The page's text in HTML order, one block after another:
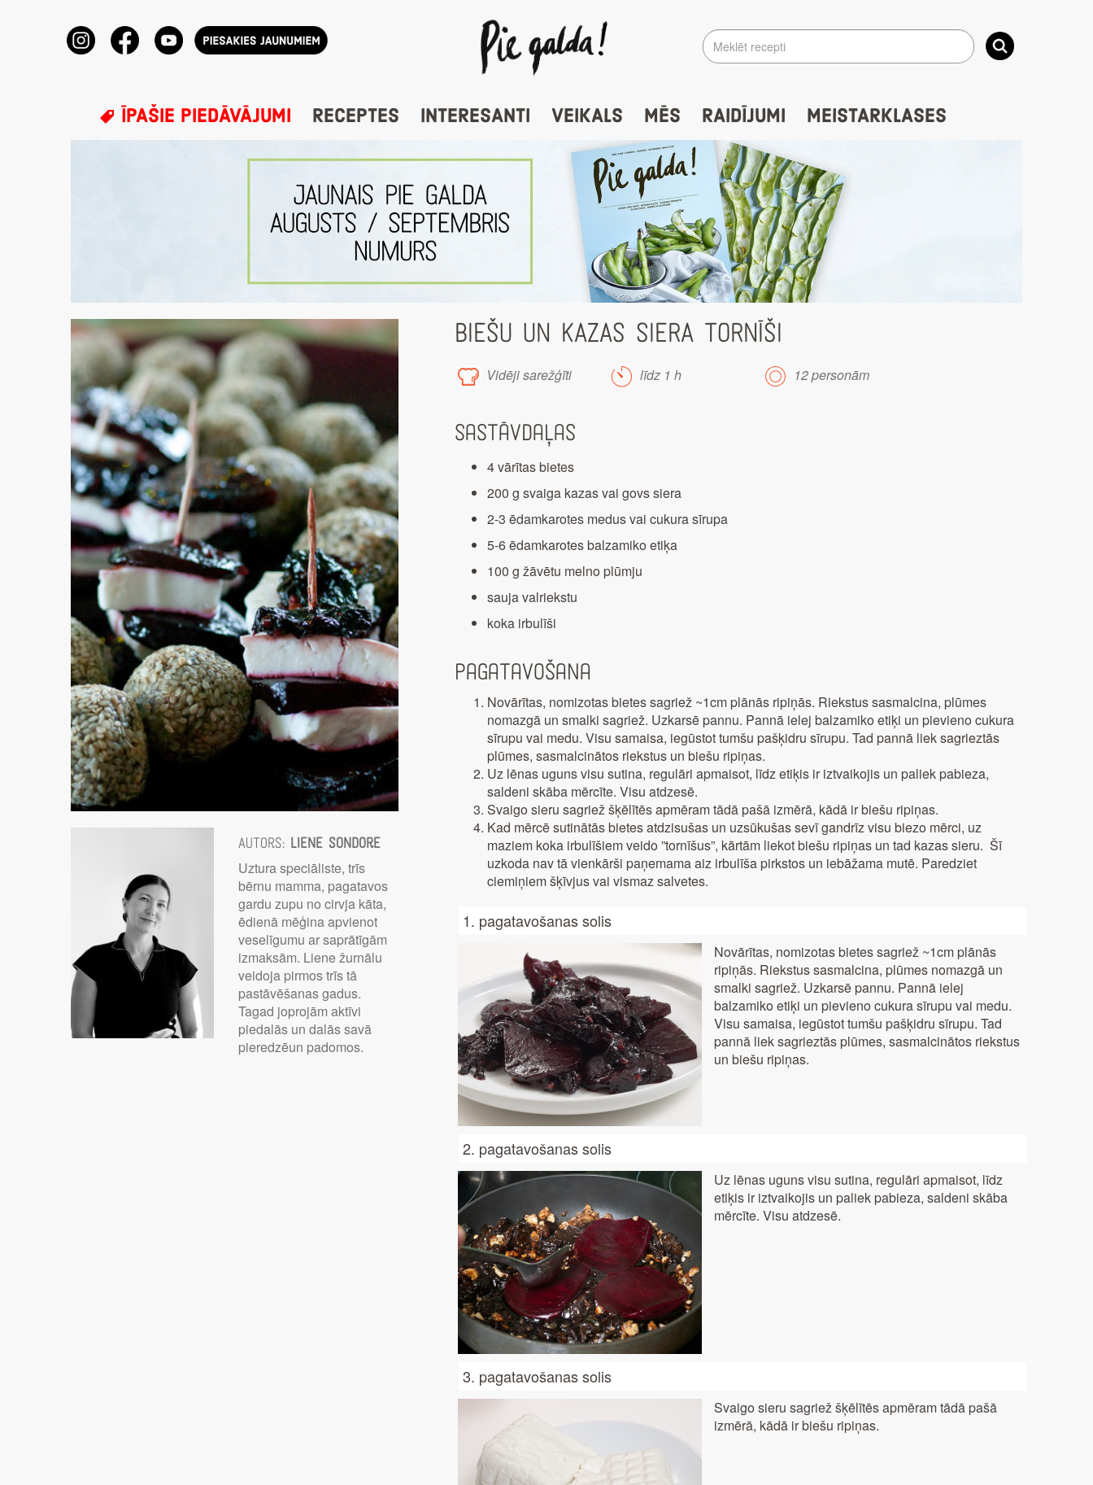
ĪPAŠIE PIEDĀVĀJUMI RECEPTES INTERESANTI VEIKALS MĒS RAIDĪJUMI MEISTARKLASES
Autors: Liene Sondore
Uztura speciāliste, trīs
bērnu mamma, pagatavos
gardu zupu no cirvja kāta,
ēdienā mēģina apvienot
veselīgumu ar saprātīgām
izmaksām. Liene žurnālu
veidoja pirmos trīs tā
pastāvēšanas gadus.
Tagad joprojām aktīvi
piedalās un dalās savā
pieredzēun padomos.
BIEŠU UN KAZAS SIERA TORNĪŠI
Vidēji sarežģīti līdz 1 h 12 personām
Sastāvdaļas
4 vārītas bietes
200 g svaiga kazas vai govs siera
2-3 ēdamkarotes medus vai cukura sīrupa
5-6 ēdamkarotes balzamiko etiķa
100 g žāvētu melno plūmju
sauja valriekstu
koka irbulīši
Pagatavošana
Novārītas, nomizotas bietes sagriež ~1cm plānās ripiņās. Riekstus sasmalcina, plūmes
nomazgā un smalki sagriež. Uzkarsē pannu. Pannā ielej balzamiko etiķi un pievieno cukura
sīrupu vai medu. Visu samaisa, iegūstot tumšu pašķidru sīrupu. Tad pannā liek sagrieztās
plūmes, sasmalcinātos riekstus un biešu ripiņas.
Uz lēnas uguns visu sutina, regulāri apmaisot, līdz etiķis ir iz­tvaikojis un paliek pabieza,
saldeni skāba mērcīte. Visu atdzesē.
Svaigo sieru sagriež šķēlītēs apmēram tādā pašā izmērā, kādā ir biešu ripiņas.
Kad mērcē sutinātās bietes atdzisušas un uzsūkušas sevī gandrīz visu biezo mērci, uz
maziem koka irbulīšiem veido ”tornīšus”, kārtām liekot biešu ripiņas un tad kazas sieru. Šī
uzkoda nav tā vienkārši paņemama aiz irbulīša pirkstos un iebāžama mutē. Paredziet
ciemiņiem šķīvjus vai vismaz salvetes.
1. pagatavošanas solis
Novārītas, nomizotas bietes sagriež ~1cm plānās
ripiņās. Riekstus sasmalcina, plūmes nomazgā un
smalki sagriež. Uzkarsē pannu. Pannā ielej
balzamiko etiķi un pievieno cukura sīrupu vai medu.
Visu samaisa, iegūstot tumšu pašķidru sīrupu. Tad
pannā liek sagrieztās plūmes, sasmalcinātos riekstus
un biešu ripiņas.
2. pagatavošanas solis
Uz lēnas uguns visu sutina, regulāri apmaisot, līdz
etiķis ir iz­tvaikojis un paliek pabieza, saldeni skāba
mērcīte. Visu atdzesē.
3. pagatavošanas solis
Svaigo sieru sagriež šķēlītēs apmēram tādā pašā
izmērā, kādā ir biešu ripiņas.